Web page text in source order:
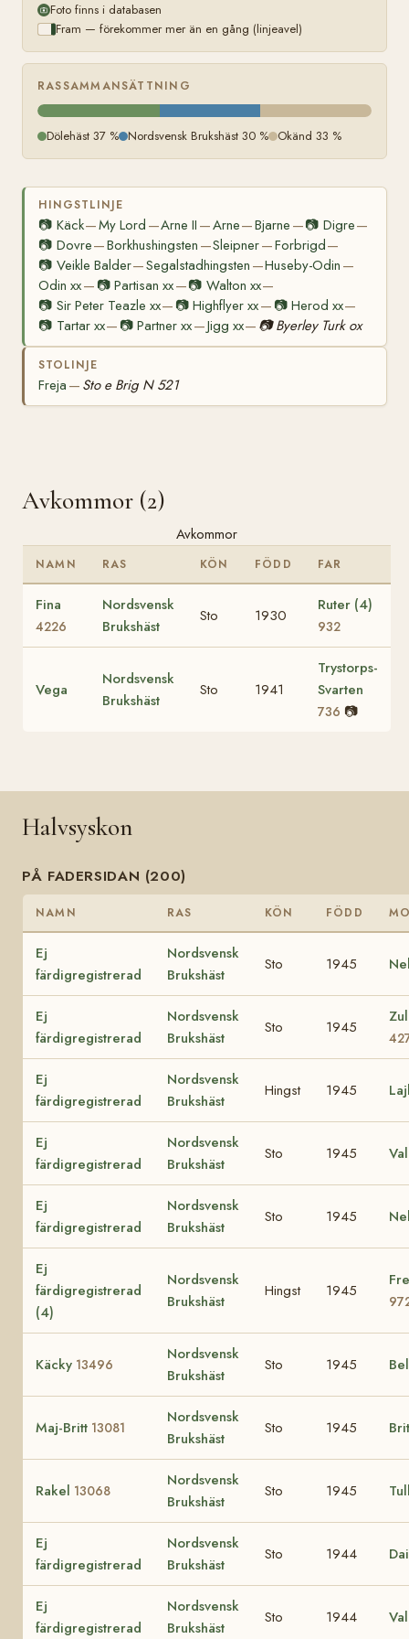
Foto finns i databasen
Fram — förekommer mer än en gång (linjeavel)
RASSAMMANSÄTTNING
Dölehäst 37 % Nordsvensk Brukshäst 30 % Okänd 33 %
HINGSTLINJE
📷 Käck—My Lord —Arne II —Arne—Bjarne —📷 Digre—
📷 Dovre—Borkhushingsten —Sleipner—Forbrigd—
📷 Veikle Balder—Segalstadhingsten —Huseby-Odin —
Odin xx— 📷Partisan xx—📷 Walton xx—
📷 Sir Peter Teazle xx— 📷Highflyer xx— 📷 Herod xx—
📷 Tartar xx— 📷Partner xx—Jigg xx— 📷 Byerley Turk ox
STOLINJE
Freja — Sto e Brig N 521
Avkommor (2)
Avkommor
NAMN RAS KÖN FÖDD FAR
Fina
4226
Nordsvensk
Brukshäst
Sto 1930
Ruter (4)
932
Vega
Nordsvensk
Brukshäst
Sto 1941
Trystorps-
Svarten
736 📷
Halvsyskon
PÅ FADERSIDAN (200)
NAMN RAS KÖN FÖDD
Ej
färdigregistrerad
Nordsvensk
Brukshäst
Sto 1945
Ej
färdigregistrerad
Nordsvensk
Brukshäst
Sto 1945
Ej
färdigregistrerad
Nordsvensk
Brukshäst
Hingst 1945
Ej
färdigregistrerad
Nordsvensk
Brukshäst
Sto 1945
Ej
färdigregistrerad
Nordsvensk
Brukshäst
Sto 1945
Ej
färdigregistrerad
(4)
Nordsvensk
Brukshäst
Hingst 1945
Käcky 13496
Nordsvensk
Brukshäst
Sto 1945
Maj-Britt 13081
Nordsvensk
Brukshäst
Sto 1945
Rakel 13068
Nordsvensk
Brukshäst
Sto 1945
Ej
färdigregistrerad
Nordsvensk
Brukshäst
Sto 1944
Ej
färdigregistrerad
Nordsvensk
Brukshäst
Sto 1944